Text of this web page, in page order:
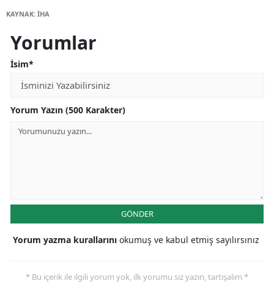
KAYNAK: İHA
Yorumlar
İsim*
Yorum Yazın (500 Karakter)
GÖNDER
Yorum yazma kurallarını okumuş ve kabul etmiş sayılırsınız
* Bu içerik ile ilgili yorum yok, ilk yorumu siz yazın, tartışalım *